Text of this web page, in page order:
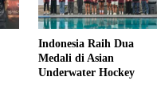
Indonesia Raih Dua
Medali di Asian
Underwater Hockey